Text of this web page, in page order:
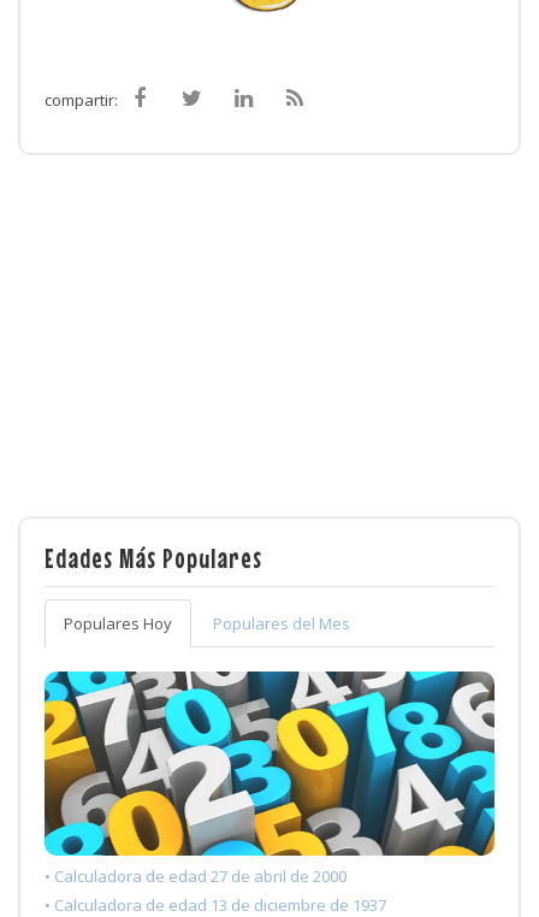
compartir:
Edades Más Populares
Populares Hoy Populares del Mes
• Calculadora de edad 27 de abril de 2000
• Calculadora de edad 13 de diciembre de 1937